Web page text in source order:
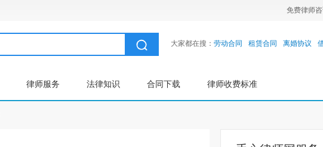
免费律师咨
大家都在搜： 劳动合同 租赁合同 离婚协议
律师服务 法律知识 合同下载 律师收费标准